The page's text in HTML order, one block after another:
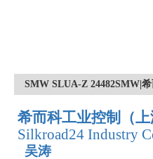
SMW SLUA-Z 24482SMW|
希而科工业控制（
Silkroad24 Industry
吴涛